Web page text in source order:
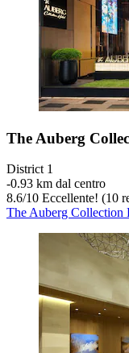
The Auberg
District 1
‐0.93 km dal centro
8.6/10 Eccellente! (10
The Auberg Collection